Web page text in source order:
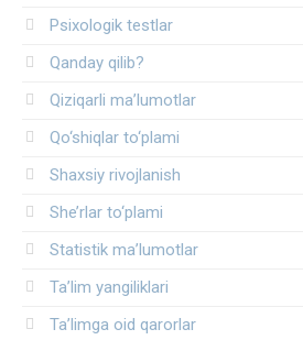
Psixologik testlar
Qanday qilib?
Qiziqarli ma’lumotlar
Qo‘shiqlar to‘plami
Shaxsiy rivojlanish
She’rlar to‘plami
Statistik ma’lumotlar
Ta’lim yangiliklari
Ta’limga oid qarorlar